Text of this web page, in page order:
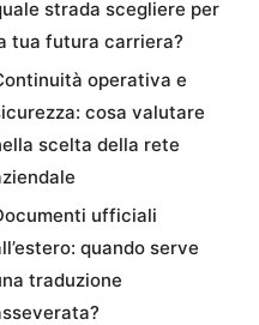
strada scegliere per
tua futura carriera?
operativa e
cosa valutare
scelta della rete
ufficiali
quando serve
traduzione